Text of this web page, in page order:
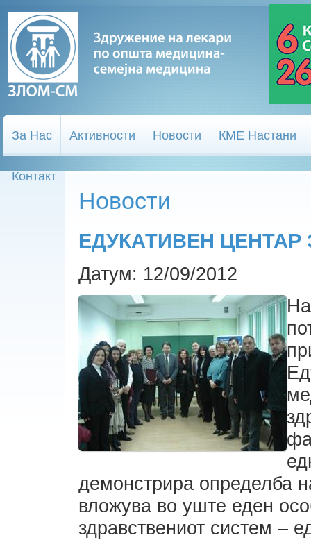
За Нас Активности Новости КМЕ Настани
Контакт
Новости
ЕДУКАТИВЕН
Датум: 12/09/2012
демонстрира определба
вложува во уште еден
здравствениот систем –